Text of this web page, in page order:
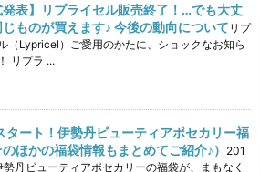
発表】リプライセル販売終了！…でも大丈
じものが買えます♪ 今後の動向について リプ
（Lypricel）ご愛用のかたに、ショックなお知ら
リプラ ...
タート！伊勢丹ビューティアポセカリー福
ほかの福袋情報もまとめてご紹介♪） 201
勢丹ビューティアポセカリーの福袋が、まもなく